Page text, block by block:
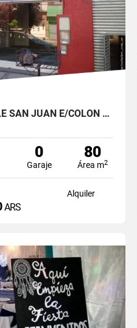
LOCAL SOBRE CALLE SAN JUAN E/COLON Y BOLIVAR
0
Garaje
80
Área m2
Alquiler
ARS